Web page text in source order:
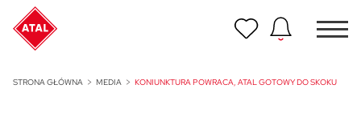
STRONA GŁÓWNA MEDIA KONIUNKTURA POWRACA, ATAL GOTOWY DO SKOKU
ATAL Unii Lubelskiej w Poznaniu